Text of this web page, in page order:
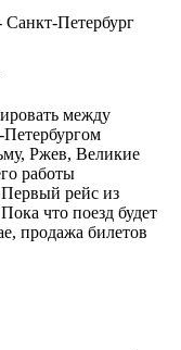
Петербург
между
Ржев, Великие
работы
Первый рейс из
что поезд будет
продажа билетов